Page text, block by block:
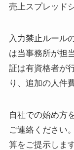
売上スプレッド
入力禁止ルール
は当事務所が担
証は有資格者が
り、追加の人件
自社での始め方
ご連絡ください
算をご提示します